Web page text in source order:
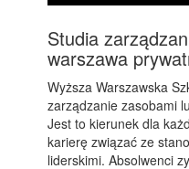
Studia
warszawa
Wyższa Warszawska
zarządzanie zasobami
Jest to kierunek dla
karierę związać ze
liderskimi. Absolwenci